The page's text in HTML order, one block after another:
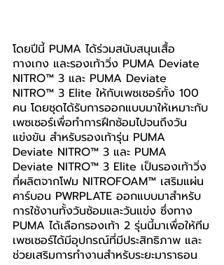
โดยปีนี้ PUMA ได้ร่วมสนับสนุนเสื้อ
กางเกง และรองเท้าวิ่ง PUMA Deviate
NITRO™ 3 และ PUMA Deviate
NITRO™ 3 Elite ให้กับเพซเซอร์ทั้ง 100
คน โดยชุดได้รับการออกแบบมาให้เหมาะกับ
เพซเซอร์เพื่อทำการฝึกซ้อมไปจนถึงวัน
แข่งขัน สำหรับรองเท้ารุ่น PUMA
Deviate NITRO™ 3 และ PUMA
Deviate NITRO™ 3 Elite เป็นรองเท้าวิ่ง
ที่ผลิตจากโฟม NITROFOAM™ เสริมแผ่น
คาร์บอน PWRPLATE ออกแบบมาสำหรับ
การใช้งานทั้งวันซ้อมและวันแข่ง ซึ่งทาง
PUMA ได้เลือกรองเท้า 2 รุ่นนี้มาเพื่อให้ทีม
เพซเซอร์ได้มีอุปกรณ์ที่มีประสิทธิภาพ และ
ช่วยเสริมการทำงานสำหรับระยะมาราธอน